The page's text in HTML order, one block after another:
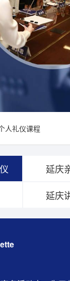
人礼仪课程
延庆
延庆